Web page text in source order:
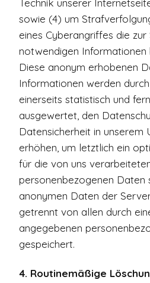
Technik unserer
sowie (4) um
eines Cyberangriffes die
notwendigen Informationen
Diese anonym erhobenen
Informationen werden
einerseits statistisch und
ausgewertet, den
Datensicherheit in unserem
erhöhen, um letztlich ein
für die von uns
personenbezogenen Daten
anonymen Daten der
getrennt von allen durch
angegebenen
gespeichert.
4. Routinemäßige